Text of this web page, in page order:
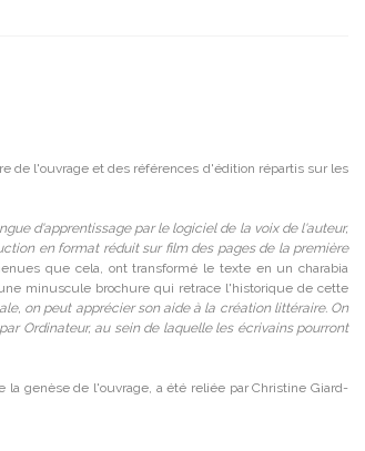
de l'ouvrage et des références d'édition répartis sur les
d'apprentissage par le logiciel de la voix de l'auteur,
en format réduit sur film des pages de la première
que cela, ont transformé le texte en un charabia
minuscule brochure qui retrace l'historique de cette
on peut apprécier son aide à la création littéraire. On
Ordinateur, au sein de laquelle les écrivains pourront
genèse de l'ouvrage, a été reliée par Christine Giard-